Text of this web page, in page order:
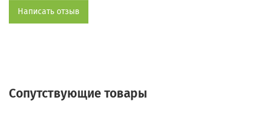
Написать отзыв
Сопутствующие товары